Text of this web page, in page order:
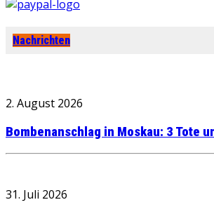
Nachrichten
2. August 2026
Bombenanschlag in Moskau: 3 Tote
31. Juli 2026